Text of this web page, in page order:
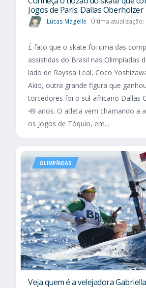
Jogos de Paris: Dallas Oberholzer
Lucas Magelle Última
É fato que o skate foi uma das
assistidas do Brasil nas Olimpíadas
lado de Rayssa Leal, Coco
Akio, outra grande figura que
torcedores foi o sul-africano Dallas
49 anos. O atleta vem chamando a
os Jogos de Tóquio, em...
OLIMPÍADAS
Veja quem é a velejadora